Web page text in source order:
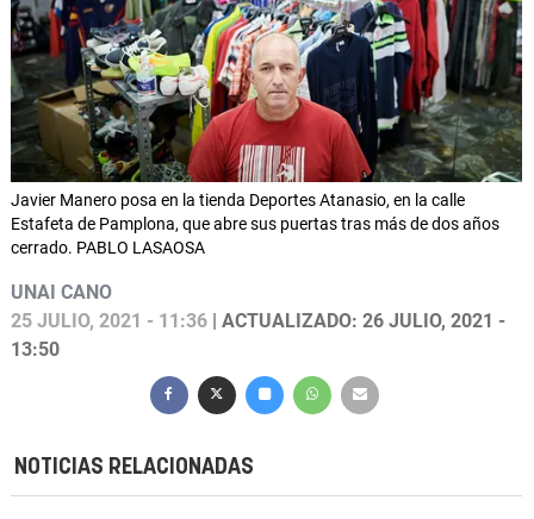
Javier Manero posa en la tienda Deportes Atanasio, en la calle
Estafeta de Pamplona, que abre sus puertas tras más de dos años
cerrado. PABLO LASAOSA
UNAI CANO
25 JULIO, 2021 - 11:36 | ACTUALIZADO: 26 JULIO, 2021 -
13:50
NOTICIAS RELACIONADAS